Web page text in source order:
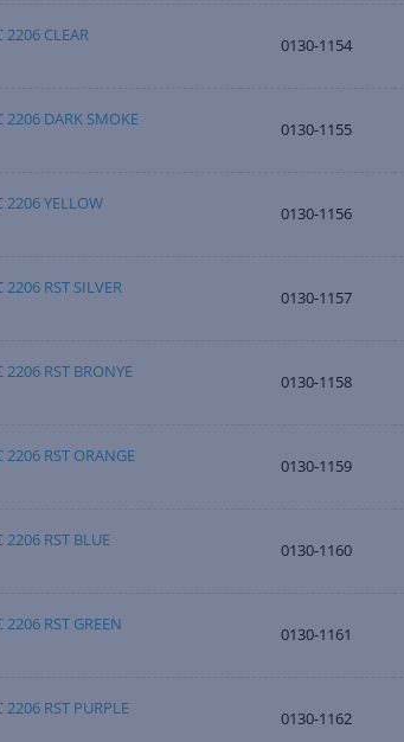
2206 CLEAR
0130-1154
2206 DARK SMOKE
0130-1155
2206 YELLOW
0130-1156
2206 RST SILVER
0130-1157
2206 RST BRONYE
0130-1158
2206 RST ORANGE
0130-1159
2206 RST BLUE
0130-1160
RST GREEN
0130-1161
2206 RST PURPLE
0130-1162